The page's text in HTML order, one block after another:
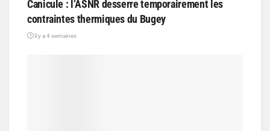
Canicule : l’ASNR desserre temporairement les
contraintes thermiques du Bugey
il y a 4 semaines